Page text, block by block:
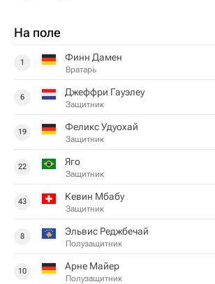
На поле
1 Финн Дамен
Вратарь
6 Джеффри Гауэлеу
Защитник
19 Феликс Удуохай
Защитник
22 Яго
Защитник
43 Кевин Мбабу
Защитник
8 Эльвис Реджбечай
Полузащитник
10 Арне Майер
Полузащитник